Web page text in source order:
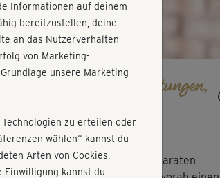
Antworten, Bewertungen,
Michaela428
persönlich finde die kurzen separaten
Informationen auf deinem
bereitzustellen, deine
an das Nutzerverhalten
von Marketing-
unsere Marketing-
zu erteilen oder
wählen“ kannst du
Arten von Cookies,
Einwilligung kannst du